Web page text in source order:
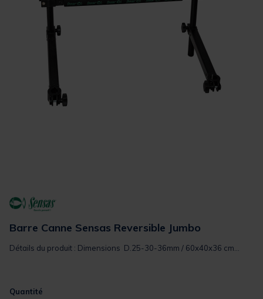
Barre Canne Sensas Reversible Jumbo
Détails du produit : Dimensions D.25-30-36mm / 60x40x36 cm...
Quantité